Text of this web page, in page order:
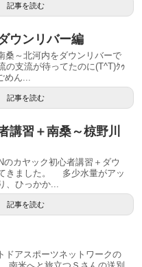
記事を読む
ウンリバー編
～北河内をダウンリバーで
の支流が待ってたのに(T^T)ｸｩ
ん...
記事を読む
講習＋南桑～椋野川
カヤック初心者講習＋ダウ
きました。 多少水量がアッ
、ひっかか...
記事を読む
アスポーツネットワークの